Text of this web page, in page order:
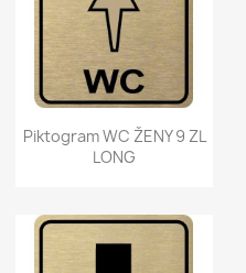
Rychlý náhled
Piktogram WC ŽENY 9 ZL
LONG